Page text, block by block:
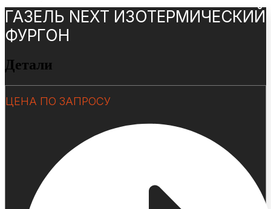
ГАЗЕЛЬ NEXT ИЗОТЕРМИЧЕСКИЙ
ФУРГОН
Детали
ЦЕНА ПО ЗАПРОСУ